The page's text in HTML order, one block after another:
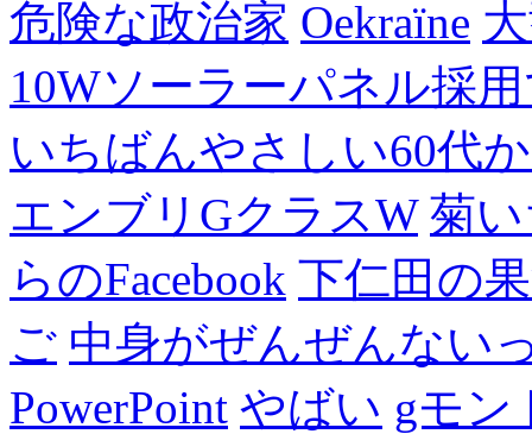
危険な政治家 Oekraïne
10Wソーラーパネル採
いちばんやさしい60代
エンブリGクラスW 菊
らのFacebook 下仁田の
ご 中身がぜんぜんない
PowerPoint やばい gモン